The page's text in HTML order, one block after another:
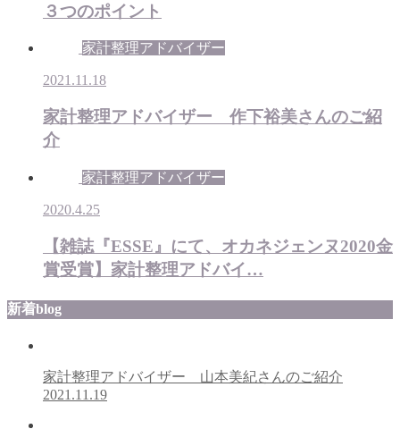
３つのポイント
家計整理アドバイザー
2021.11.18
家計整理アドバイザー 作下裕美さんのご紹
介
家計整理アドバイザー
2020.4.25
【雑誌『ESSE』にて、オカネジェンヌ2020金
賞受賞】家計整理アドバイ…
新着blog
家計整理アドバイザー 山本美紀さんのご紹介
2021.11.19